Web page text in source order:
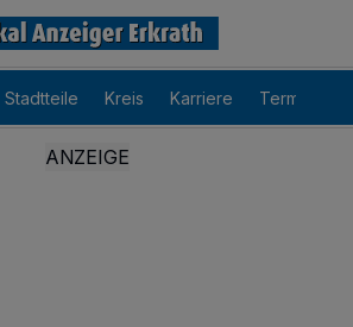
Stadtteile Kreis Karriere Termine